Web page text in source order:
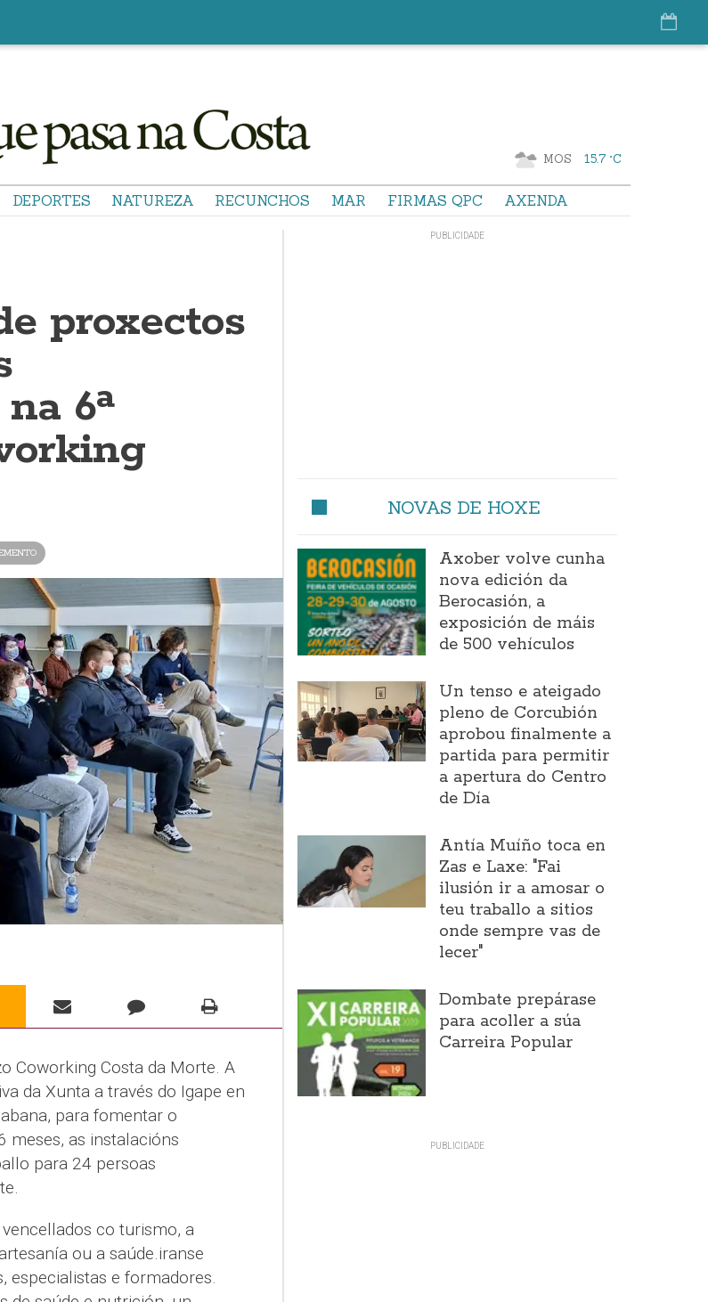
MOS 15.7 °C
DEPORTES NATUREZA RECUNCHOS MAR FIRMAS QPC AXENDA
proxectos
6ª
Coworking Costa da Morte. A
da Xunta a través do Igape en
para fomentar o
meses, as instalacións
para 24 persoas
co turismo, a
ou a saúde.iranse
especialistas e formadores.
NOVAS DE HOXE
Axober volve cunha
nova edición da
Berocasión, a
exposición de máis
de 500 vehículos
Un tenso e ateigado
pleno de Corcubión
aprobou finalmente a
partida para permitir
a apertura do Centro
de Día
Antía Muíño toca en
Zas e Laxe: "Fai
ilusión ir a amosar o
teu traballo a sitios
onde sempre vas de
lecer"
Dombate prepárase
para acoller a súa
Carreira Popular